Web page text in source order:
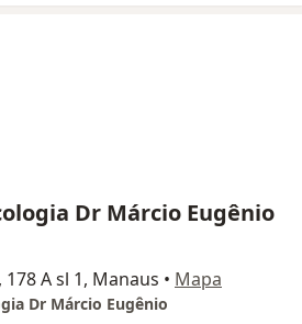
Dr Márcio Eugênio
A sl 1, Manaus • Mapa
Dr Márcio Eugênio